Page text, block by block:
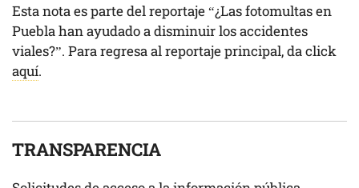
Esta nota es parte del reportaje “¿Las fotomultas en
Puebla han ayudado a disminuir los accidentes
viales?”. Para regresa al reportaje principal, da click
aquí.
TRANSPARENCIA